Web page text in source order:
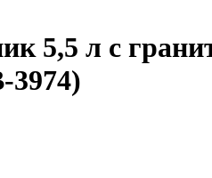
5,5 л с
3974)